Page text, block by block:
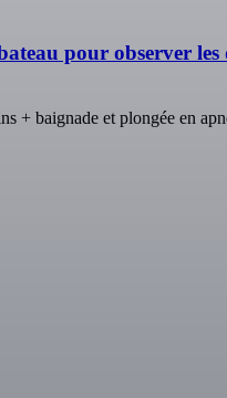
pour observer les
+ baignade et plongée en